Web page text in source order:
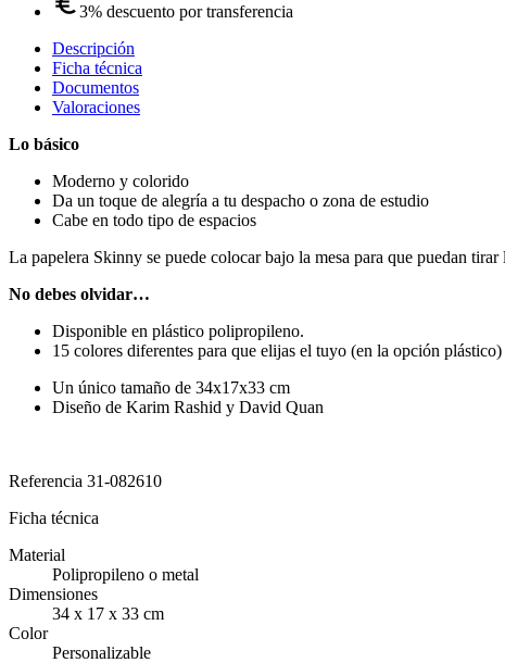
3% descuento por transferencia
Descripción
Ficha técnica
Documentos
Valoraciones
Lo básico
Moderno y colorido
Da un toque de alegría a tu despacho o zona de estudio
Cabe en todo tipo de espacios
La papelera Skinny se puede colocar bajo la mesa para que puedan
No debes olvidar…
Disponible en plástico polipropileno.
15 colores diferentes para que elijas el tuyo (en la opción plástico)
Un único tamaño de 34x17x33 cm
Diseño de Karim Rashid y David Quan
Referencia 31-082610
Ficha técnica
Material
Polipropileno o metal
Dimensiones
34 x 17 x 33 cm
Color
Personalizable